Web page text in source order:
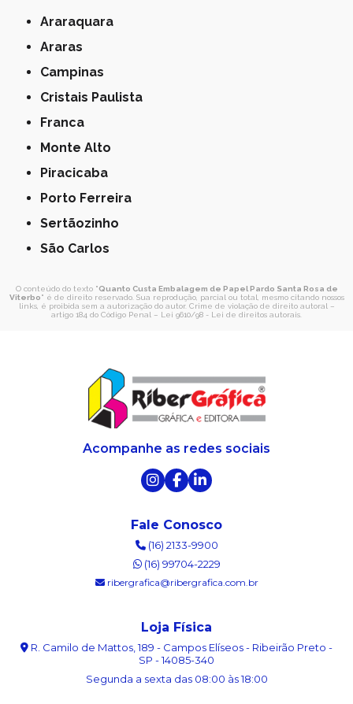
Araraquara
Araras
Campinas
Cristais Paulista
Franca
Monte Alto
Piracicaba
Porto Ferreira
Sertãozinho
São Carlos
O conteúdo do texto "Quanto Custa Embalagem de Papel Pardo Santa Rosa de
Viterbo" é de direito reservado. Sua reprodução, parcial ou total, mesmo citando nossos
links, é proibida sem a autorização do autor. Crime de violação de direito autoral –
artigo 184 do Código Penal – Lei 9610/98 - Lei de direitos autorais
Acompanhe as redes sociais
Fale Conosco
(16) 2133-9900
(16) 99704-2229
ribergrafica@ribergrafica.com.br
Loja Física
R. Camilo de Mattos, 189 - Campos Elíseos - Ribeirão Preto -
SP - 14085-340
Segunda a sexta das 08:00 às 18:00